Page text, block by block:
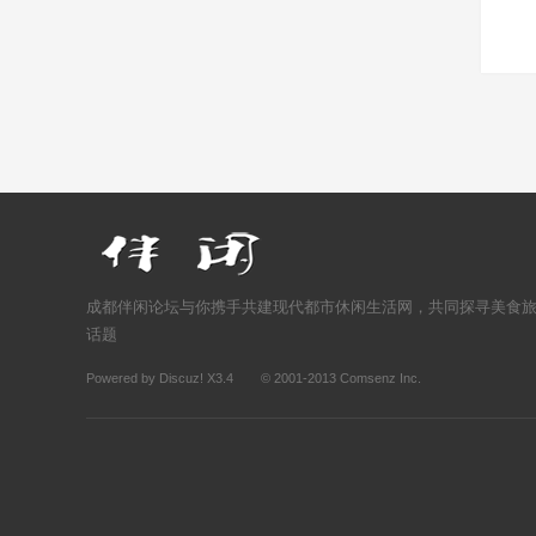
成都伴闲论坛与你携手共建现代都市休闲生活网，共同探寻美食
话题
Powered by Discuz! X3.4 © 2001-2013 Comsenz Inc.